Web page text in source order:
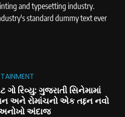
and typesetting industry.
standard dummy text ever
ગો રિવ્યુ: ગુજરાતી સિનેમામાં
અને રોમાંચનો એક તદ્દન નવો
અંદાજ